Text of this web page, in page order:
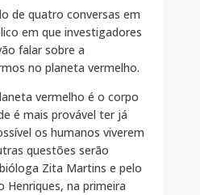
de quatro conversas em
em que investigadores
falar sobre a
no planeta vermelho.
vermelho é o corpo
é mais provável ter já
os humanos viverem
questões serão
Zita Martins e pelo
Henriques, na primeira